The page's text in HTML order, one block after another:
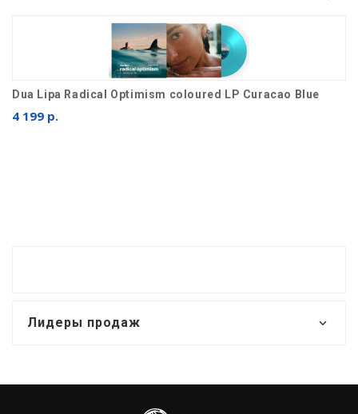
Dua Lipa Radical Optimism coloured LP Curacao Blue
4 199 р.
Лидеры продаж